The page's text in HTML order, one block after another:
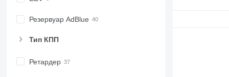
Резервуар AdBlue
Тип КПП
Ретардер